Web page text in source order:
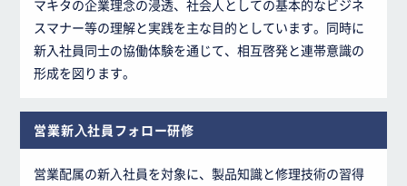
マキタの企業理念の浸透、社会⼈としての基本的なビジネ
スマナー等の理解と実践を主な目的としています。同時に
新入社員同士の協働体験を通じて、相互啓発と連帯意識の
形成を図ります。
営業新⼊社員フォロー研修
営業配属の新⼊社員を対象に、製品知識と修理技術の習得